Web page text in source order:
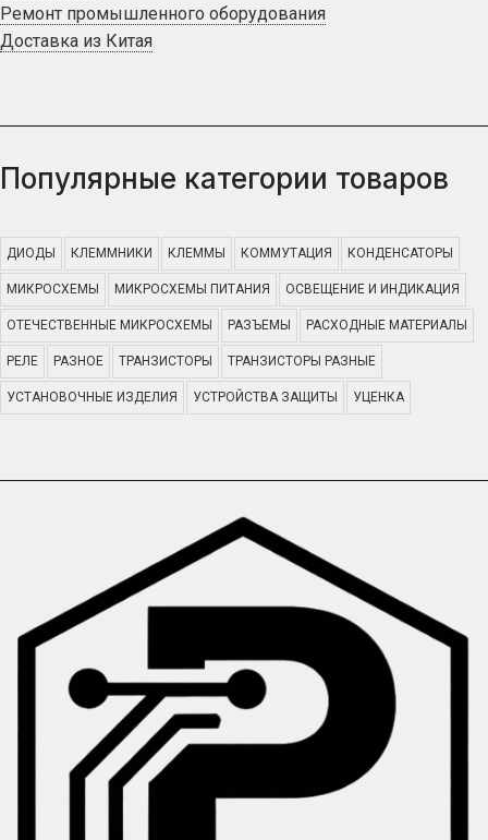
Ремонт промышленного оборудования
Доставка из Китая
Популярные категории товаров
ДИОДЫ КЛЕММНИКИ КЛЕММЫ КОММУТАЦИЯ КОНДЕНСАТОРЫ
МИКРОСХЕМЫ МИКРОСХЕМЫ ПИТАНИЯ ОСВЕЩЕНИЕ И ИНДИКАЦИЯ
ОТЕЧЕСТВЕННЫЕ МИКРОСХЕМЫ РАЗЪЕМЫ РАСХОДНЫЕ МАТЕРИАЛЫ
РЕЛЕ РАЗНОЕ ТРАНЗИСТОРЫ ТРАНЗИСТОРЫ РАЗНЫЕ
УСТАНОВОЧНЫЕ ИЗДЕЛИЯ УСТРОЙСТВА ЗАЩИТЫ УЦЕНКА